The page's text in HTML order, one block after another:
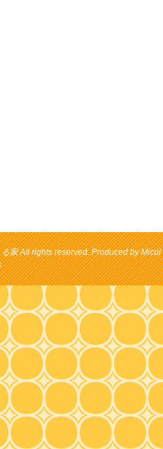
家 All rights reserved. Produced by Micul